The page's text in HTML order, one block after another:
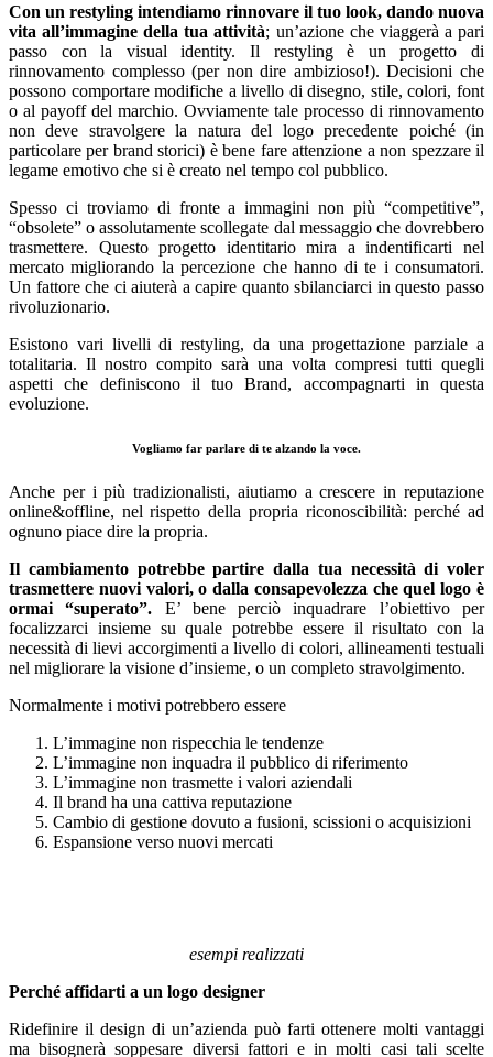
Con un restyling intendiamo rinnovare il tuo look, dando nuova
vita all’immagine della tua attività; un’azione che viaggerà a pari
passo con la visual identity. Il restyling è un progetto di
rinnovamento complesso (per non dire ambizioso!). Decisioni che
possono comportare modifiche a livello di disegno, stile, colori, font
o al payoff del marchio. Ovviamente tale processo di rinnovamento
non deve stravolgere la natura del logo precedente poiché (in
particolare per brand storici) è bene fare attenzione a non spezzare il
legame emotivo che si è creato nel tempo col pubblico.
Spesso ci troviamo di fronte a immagini non più “competitive”,
“obsolete” o assolutamente scollegate dal messaggio che dovrebbero
trasmettere. Questo progetto identitario mira a indentificarti nel
mercato migliorando la percezione che hanno di te i consumatori.
Un fattore che ci aiuterà a capire quanto sbilanciarci in questo passo
rivoluzionario.
Esistono vari livelli di restyling, da una progettazione parziale a
totalitaria. Il nostro compito sarà una volta compresi tutti quegli
aspetti che definiscono il tuo Brand, accompagnarti in questa
evoluzione.
Vogliamo far parlare di te alzando la voce.
Anche per i più tradizionalisti, aiutiamo a crescere in reputazione
online&offline, nel rispetto della propria riconoscibilità: perché ad
ognuno piace dire la propria.
Il cambiamento potrebbe partire dalla tua necessità di voler
trasmettere nuovi valori, o dalla consapevolezza che quel logo è
ormai “superato”. E’ bene perciò inquadrare l’obiettivo per
focalizzarci insieme su quale potrebbe essere il risultato con la
necessità di lievi accorgimenti a livello di colori, allineamenti testuali
nel migliorare la visione d’insieme, o un completo stravolgimento.
Normalmente i motivi potrebbero essere
L’immagine non rispecchia le tendenze
L’immagine non inquadra il pubblico di riferimento
L’immagine non trasmette i valori aziendali
Il brand ha una cattiva reputazione
Cambio di gestione dovuto a fusioni, scissioni o acquisizioni
Espansione verso nuovi mercati
esempi realizzati
Perché affidarti a un logo designer
Ridefinire il design di un’azienda può farti ottenere molti vantaggi
ma bisognerà soppesare diversi fattori e in molti casi tali scelte